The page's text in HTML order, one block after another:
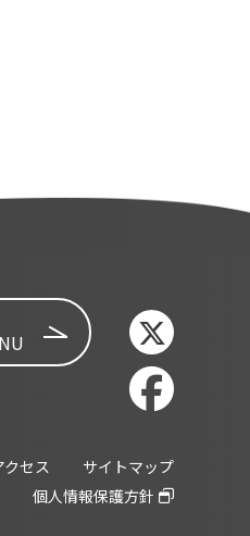
クセス
サイトマップ
個人情報保護方針